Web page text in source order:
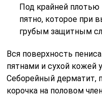
Под крайней плотью
пятно, которое при
грубым защитным
Вся поверхность
пятнами и сухой кожей
Себорейный дерматит,
корочка на половом